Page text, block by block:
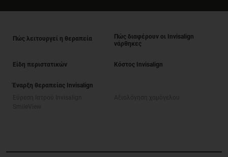
Πώς λειτουργεί η θεραπεία
Πώς διαφέρουν οι Invisalign
νάρθηκες
Είδη περιστατικών Κόστος Invisalign
Έναρξη θεραπείας Invisalign